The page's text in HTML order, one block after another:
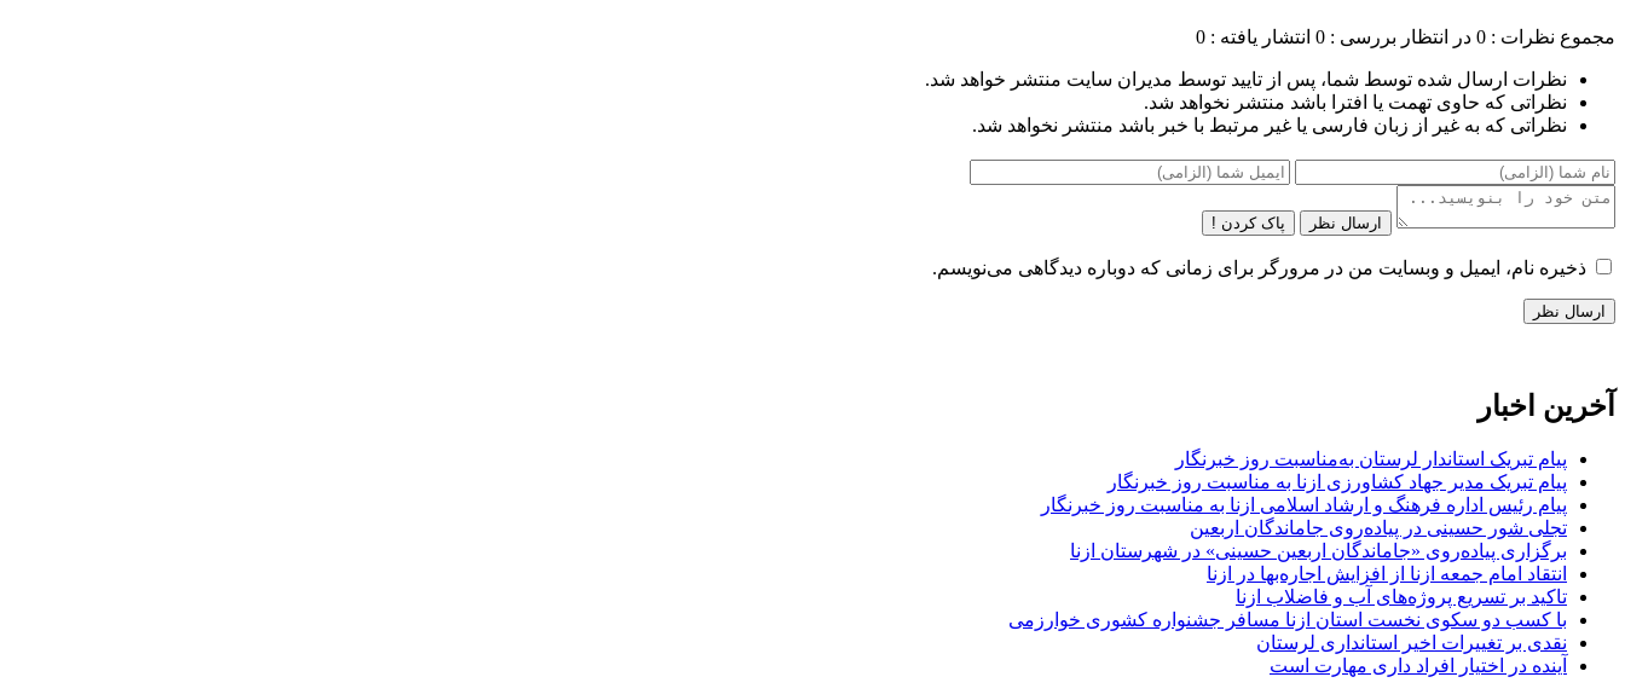
مجموع نظرات : 0 در انتظار بررسی : 0 انتشار یافته : 0
نظرات ارسال شده توسط شما، پس از تایید توسط مدیران سایت منتشر خواهد شد.
نظراتی که حاوی تهمت یا افترا باشد منتشر نخواهد شد.
نظراتی که به غیر از زبان فارسی یا غیر مرتبط با خبر باشد منتشر نخواهد شد.
ارسال نظر پاک کردن !
ذخیره نام، ایمیل و وبسایت من در مرورگر برای زمانی که دوباره دیدگاهی می‌نویسم.
آخرین اخبار
پیام تبریک استاندار لرستان به‌مناسبت روز خبرنگار
پیام تبریک مدیر جهاد کشاورزی ازنا به مناسبت روز خبرنگار
پیام رئیس اداره فرهنگ و ارشاد اسلامی ازنا به مناسبت روز خبرنگار
تجلی شور حسینی در پیاده‌روی جاماندگان اربعین
برگزاری پیاده‌روی «جاماندگان اربعین حسینی» در شهرستان ازنا
انتقاد امام جمعه ازنا از افزایش اجاره‌بها در ازنا
تاکید بر تسریع پروژه‌های آب و فاضلاب ازنا
با کسب دو سکوی نخست استان ازنا مسافر جشنواره کشوری خوارزمی
نقدی بر تغییرات اخیر استانداری لرستان
آینده در اختیار افراد داری مهارت است